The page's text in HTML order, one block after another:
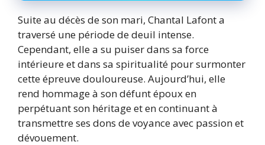
Suite au décès de son mari, Chantal Lafont a
traversé une période de deuil intense.
Cependant, elle a su puiser dans sa force
intérieure et dans sa spiritualité pour surmonter
cette épreuve douloureuse. Aujourd’hui, elle
rend hommage à son défunt époux en
perpétuant son héritage et en continuant à
transmettre ses dons de voyance avec passion et
dévouement.